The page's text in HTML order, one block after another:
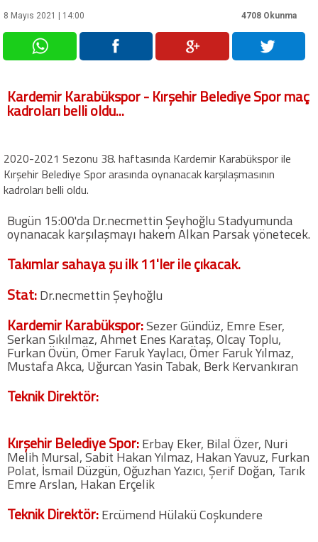
Futbol
Basketbol
Voleybol
Bisiklet
Google Plus
Instagram
Hakkımızda
8 Mayıs 2021 | 14:00 4708 Okunma
Kardemir Karabükspor - Kırşehir Belediye Spor maç
kadroları belli oldu...
2020-2021 Sezonu 38. haftasında Kardemir Karabükspor ile
Kırşehir Belediye Spor arasında oynanacak karşılaşmasının
kadroları belli oldu.
Bugün 15:00'da Dr.necmettin Şeyhoğlu Stadyumunda
oynanacak karşılaşmayı hakem Alkan Parsak yönetecek.
Takımlar sahaya şu ilk 11'ler ile çıkacak.
Stat:Dr.necmettin Şeyhoğlu
Kardemir Karabükspor:Sezer Gündüz, Emre Eser,
Serkan Sıkılmaz, Ahmet Enes Karataş, Olcay Toplu,
Furkan Övün, Ömer Faruk Yaylacı, Ömer Faruk Yılmaz,
Mustafa Akca, Uğurcan Yasin Tabak, Berk Kervankıran
Teknik Direktör:
Kırşehir Belediye Spor:Erbay Eker, Bilal Özer, Nuri
Melih Mursal, Sabit Hakan Yılmaz, Hakan Yavuz, Furkan
Polat, İsmail Düzgün, Oğuzhan Yazıcı, Şerif Doğan, Tarık
Emre Arslan, Hakan Erçelik
Teknik Direktör:Ercümend Hülakü Coşkundere